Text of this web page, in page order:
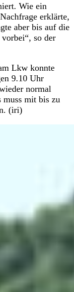
Wie ein
erklärte,
aber bis auf die
so der
Lkw konnte
9.10 Uhr
normal
muss mit bis zu
(iri)